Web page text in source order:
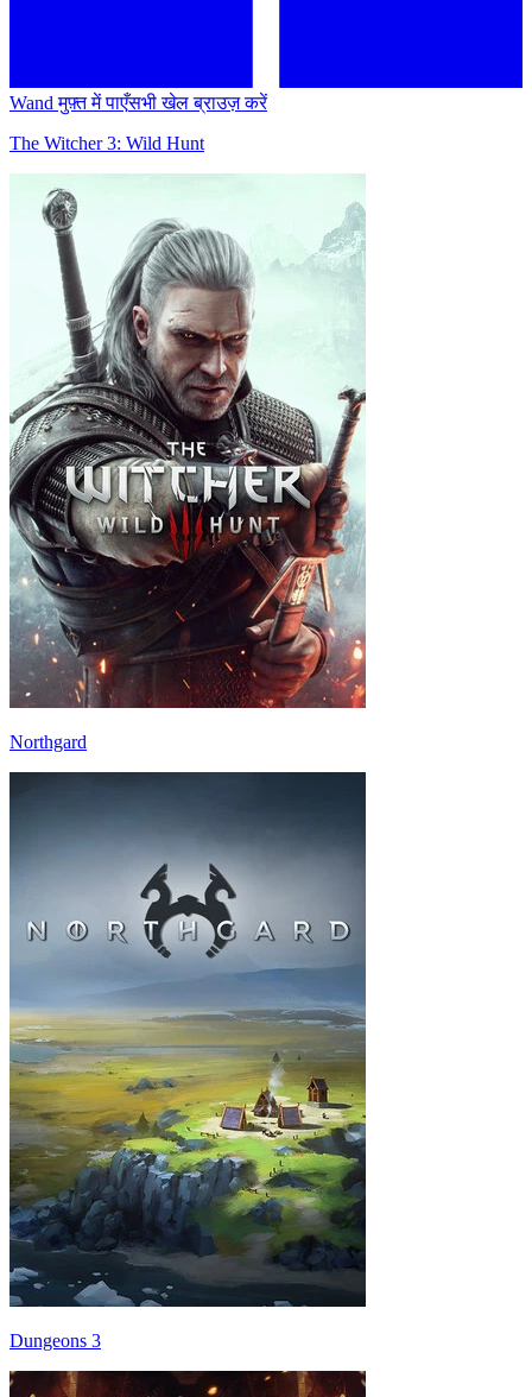
Wand मुफ़्त में पाएँसभी खेल ब्राउज़ करें
The Witcher 3: Wild Hunt
Northgard
Dungeons 3